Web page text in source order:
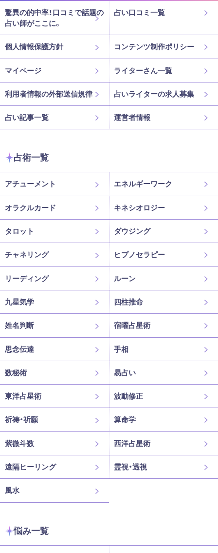
驚異の的中率！口コミで話題の
占い師がここに。
占い口コミ一覧
個人情報保護方針 コンテンツ制作ポリシー
マイページ ライターさん一覧
利用者情報の外部送信規律 占いライターの求人募集
占い記事一覧 運営者情報
占術一覧
アチューメント エネルギーワーク
オラクルカード キネシオロジー
タロット ダウジング
チャネリング ヒプノセラピー
リーディング ルーン
九星気学 四柱推命
姓名判断 宿曜占星術
思念伝達 手相
数秘術 易占い
東洋占星術 波動修正
祈祷・祈願 算命学
紫微斗数 西洋占星術
遠隔ヒーリング 霊視・透視
風水
悩み一覧